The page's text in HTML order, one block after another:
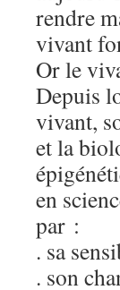
rendre
vivant
Or le
Depuis
vivant,
et la
en
par :
. sa
. son